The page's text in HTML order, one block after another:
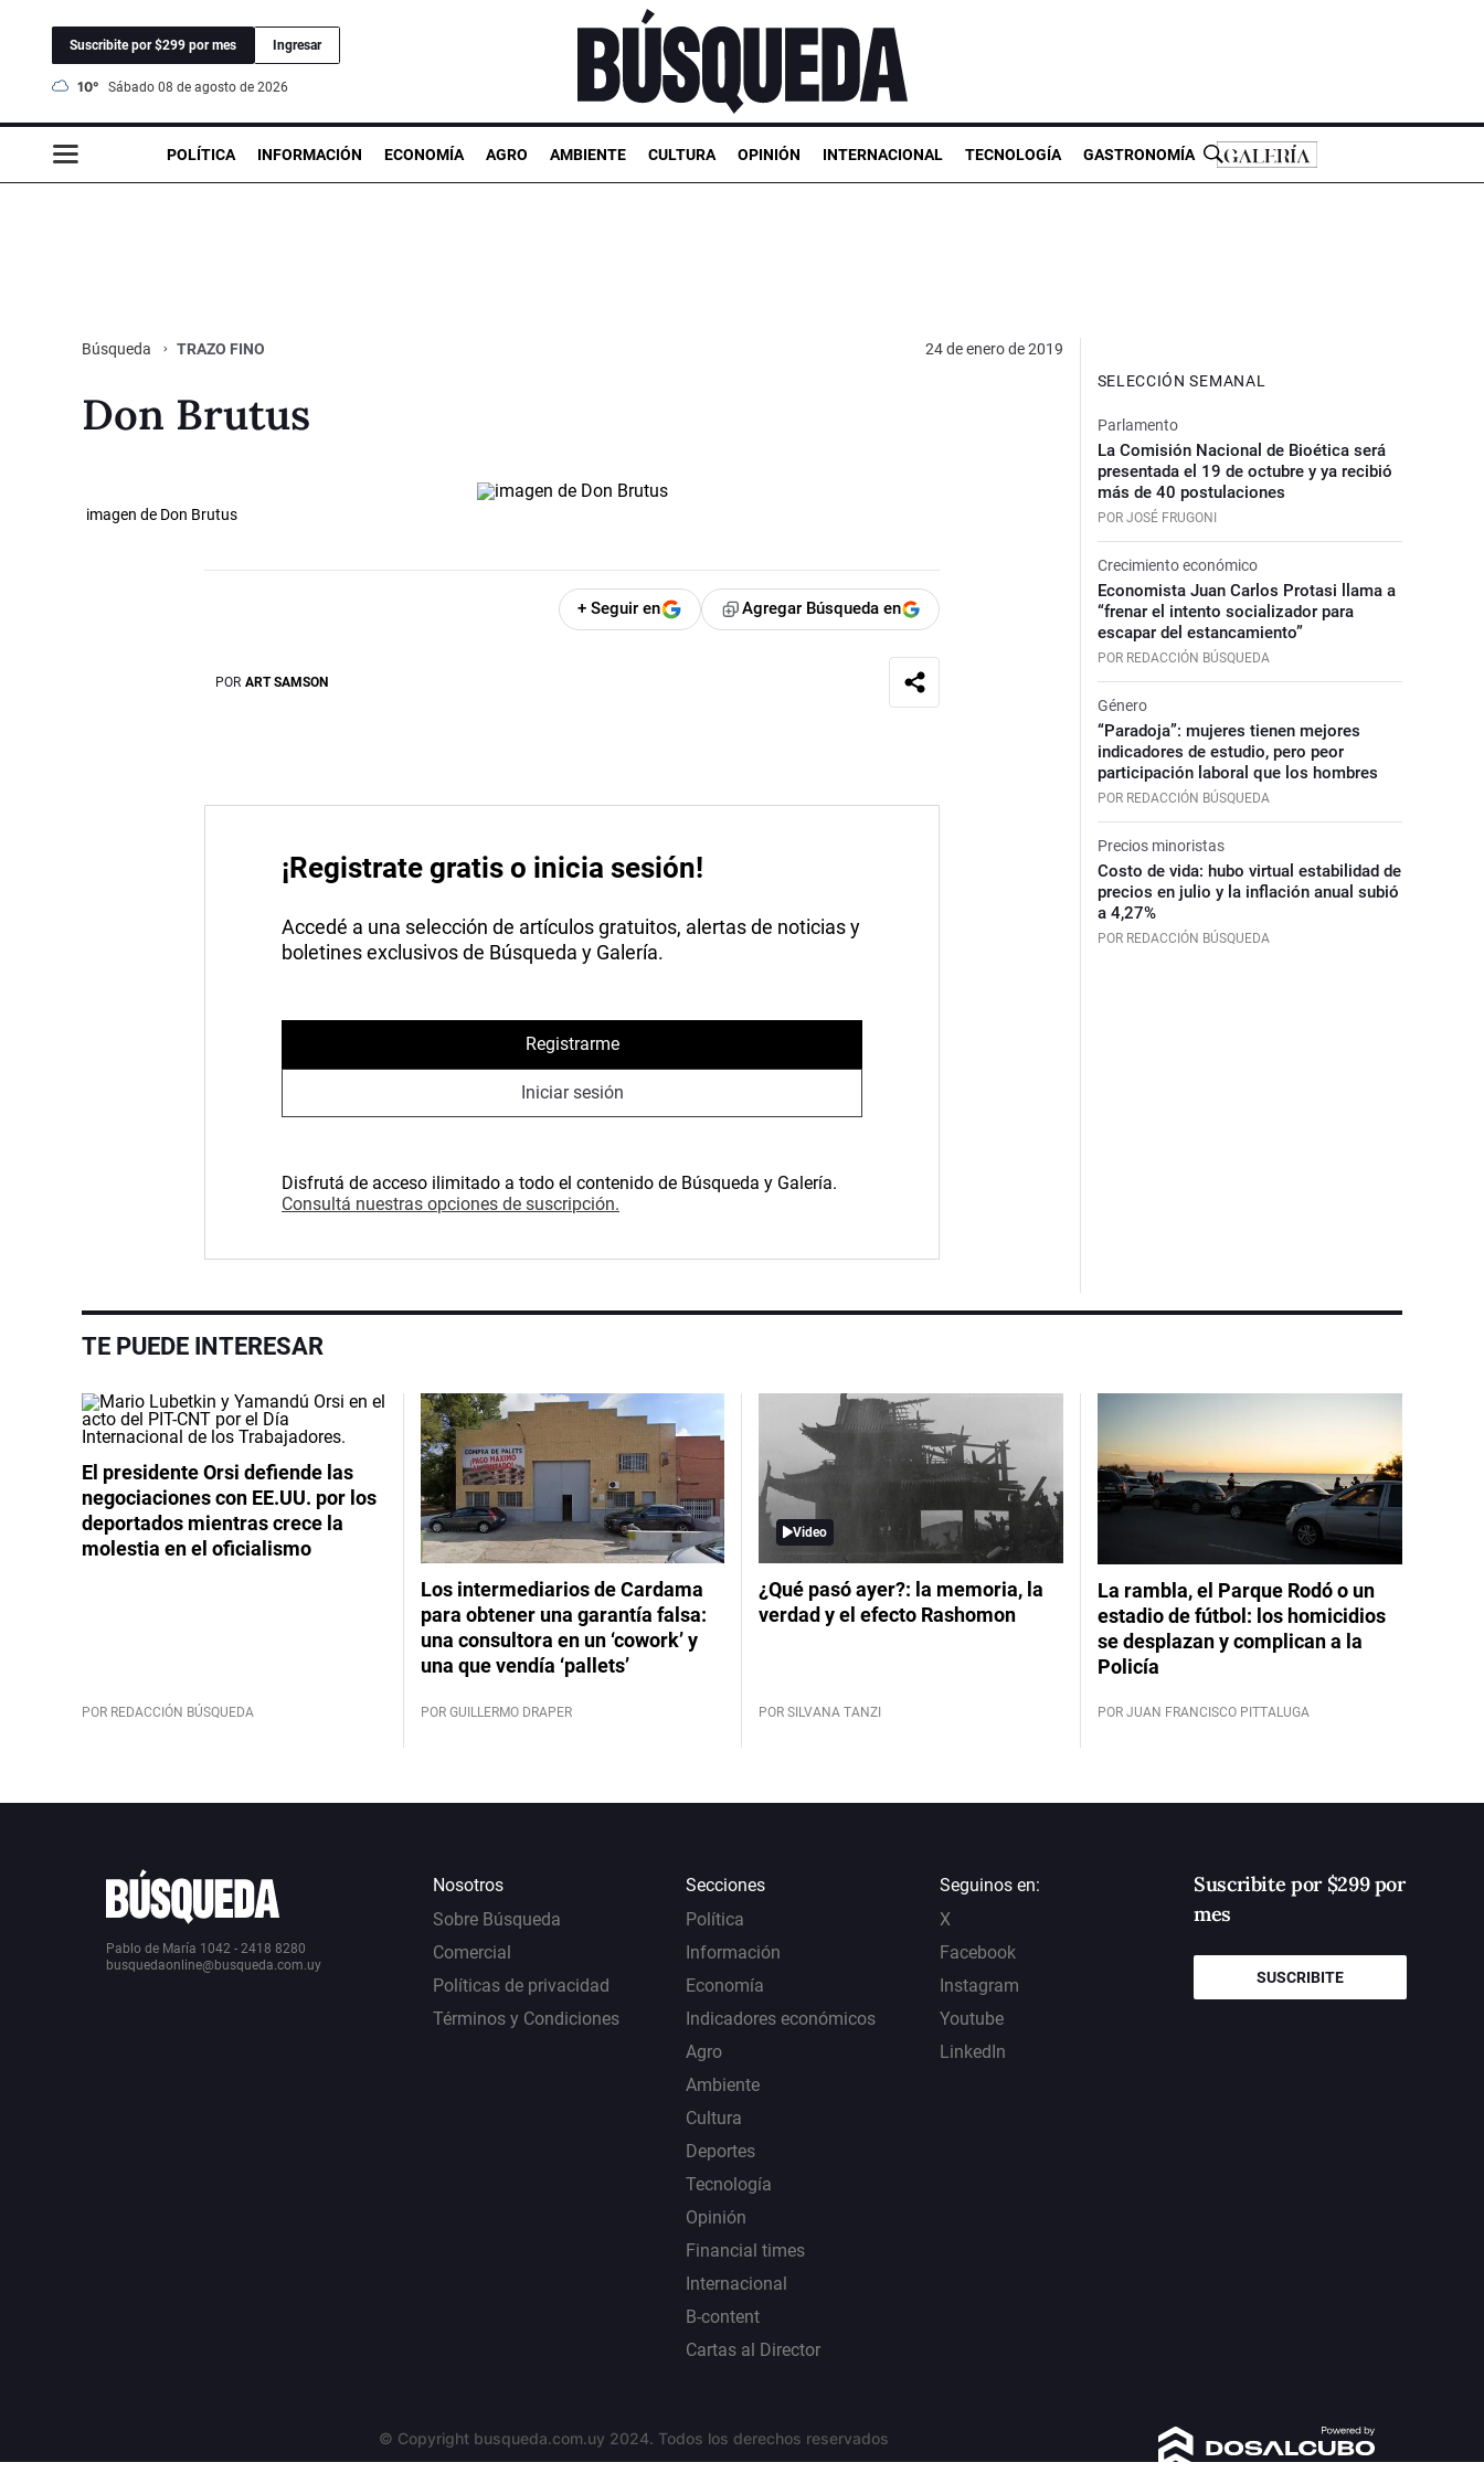
Suscribite por $299 por mes Ingresar
10° sábado 08 de agosto de 2026
POLÍTICA INFORMACIÓN ECONOMÍA AGRO AMBIENTE CULTURA OPINIÓN INTERNACIONAL TECNOLOGÍA GASTRONOMÍA
Búsqueda TRAZO FINO 24 de enero de 2019
Don Brutus
imagen de Don Brutus
+ Seguir en Agregar Búsqueda en
POR ART SAMSON
¡Registrate gratis o inicia sesión!
Accedé a una selección de artículos gratuitos, alertas de noticias y
boletines exclusivos de Búsqueda y Galería.
Registrarme
Iniciar sesión
Disfrutá de acceso ilimitado a todo el contenido de Búsqueda y Galería.
Consultá nuestras opciones de suscripción.
SELECCIÓN SEMANAL
Parlamento
La Comisión Nacional de Bioética será
presentada el 19 de octubre y ya recibió
más de 40 postulaciones
POR JOSÉ FRUGONI
Crecimiento económico
Economista Juan Carlos Protasi llama a
“frenar el intento socializador para
escapar del estancamiento”
POR REDACCIÓN BÚSQUEDA
Género
“Paradoja”: mujeres tienen mejores
indicadores de estudio, pero peor
participación laboral que los hombres
POR REDACCIÓN BÚSQUEDA
Precios minoristas
Costo de vida: hubo virtual estabilidad de
precios en julio y la inflación anual subió
a 4,27%
POR REDACCIÓN BÚSQUEDA
TE PUEDE INTERESAR
El presidente Orsi defiende las
negociaciones con EE.UU. por los
deportados mientras crece la
molestia en el oficialismo
POR REDACCIÓN BÚSQUEDA
Los intermediarios de Cardama
para obtener una garantía falsa:
una consultora en un ‘cowork’ y
una que vendía ‘pallets’
POR GUILLERMO DRAPER
Video
¿Qué pasó ayer?: la memoria, la
verdad y el efecto Rashomon
POR SILVANA TANZI
La rambla, el Parque Rodó o un
estadio de fútbol: los homicidios
se desplazan y complican a la
Policía
POR JUAN FRANCISCO PITTALUGA
Pablo de María 1042 - 2418 8280
busquedaonline@busqueda.com.uy
Nosotros
Sobre Búsqueda
Comercial
Políticas de privacidad
Términos y Condiciones
Secciones
Política
Información
Economía
Indicadores económicos
Agro
Ambiente
Cultura
Deportes
Tecnología
Opinión
Financial times
Internacional
B-content
Cartas al Director
Seguinos en:
X
Facebook
Instagram
Youtube
LinkedIn
Suscribite por $299 por
mes
SUSCRIBITE
© Copyright busqueda.com.uy 2024. Todos los derechos reservados